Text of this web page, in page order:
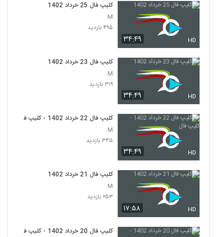
۳۴:۴۹ HD
کلیپ فال 25 خرداد 1402
M
۴۹۵ بازدید
۳۴:۴۹ HD
کلیپ فال 23 خرداد 1402
M
۳۱۹ بازدید
۳۴:۴۹ HD
کلیپ فال 22 خرداد 1402 - کلیپ فال
M
۳۴۵ بازدید
۱۷:۵۸ HD
کلیپ فال 21 خرداد 1402
M
۲۵۳ بازدید
کلیپ فال 20 خرداد 1402 - کلیپ فال